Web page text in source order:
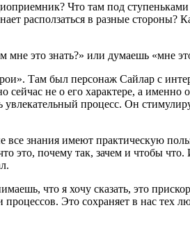
Что там под
расползаться в разные стороны?
мне это знать?» или думаешь «мне
Там был персонаж Сайлар с
не о его характере, а
процесс. Он
знания имеют практическую
это, почему так, зачем и чтобы
что я хочу сказать, это
Это сохраняет в нас тех